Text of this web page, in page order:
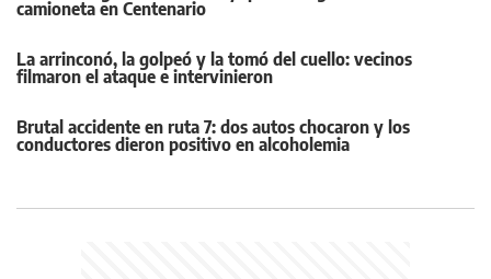
camioneta en Centenario
La arrinconó, la golpeó y la tomó del cuello: vecinos
filmaron el ataque e intervinieron
Brutal accidente en ruta 7: dos autos chocaron y los
conductores dieron positivo en alcoholemia